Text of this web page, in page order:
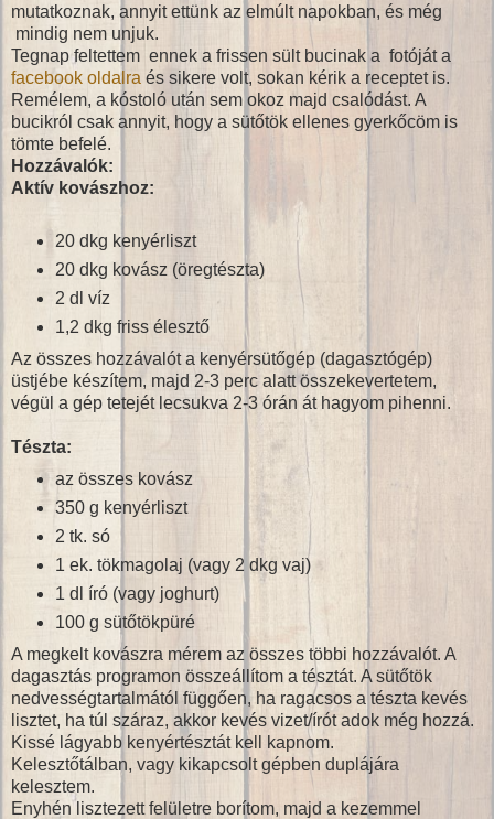
mutatkoznak, annyit ettünk az elmúlt napokban, és még
mindig nem unjuk.
Tegnap feltettem ennek a frissen sült bucinak a fotóját a
facebook oldalra és sikere volt, sokan kérik a receptet is.
Remélem, a kóstoló után sem okoz majd csalódást. A
bucikról csak annyit, hogy a sütőtök ellenes gyerkőcöm is
tömte befelé.
Hozzávalók:
Aktív kovászhoz:
20 dkg kenyérliszt
20 dkg kovász (öregtészta)
2 dl víz
1,2 dkg friss élesztő
Az összes hozzávalót a kenyérsütőgép (dagasztógép)
üstjébe készítem, majd 2-3 perc alatt összekevertetem,
végül a gép tetejét lecsukva 2-3 órán át hagyom pihenni.
Tészta:
az összes kovász
350 g kenyérliszt
2 tk. só
1 ek. tökmagolaj (vagy 2 dkg vaj)
1 dl író (vagy joghurt)
100 g sütőtökpüré
A megkelt kovászra mérem az összes többi hozzávalót. A
dagasztás programon összeállítom a tésztát. A sütőtök
nedvességtartalmától függően, ha ragacsos a tészta kevés
lisztet, ha túl száraz, akkor kevés vizet/írót adok még hozzá.
Kissé lágyabb kenyértésztát kell kapnom.
Kelesztőtálban, vagy kikapcsolt gépben duplájára
kelesztem.
Enyhén lisztezett felületre borítom, majd a kezemmel